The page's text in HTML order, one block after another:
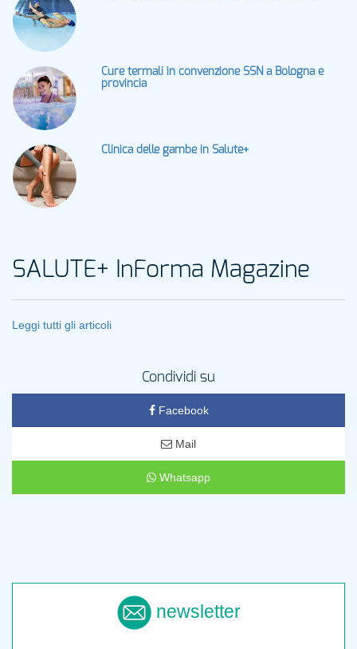
Cure termali in convenzione SSN a Bologna e
provincia
Clinica delle gambe in Salute+
SALUTE+ InForma Magazine
Leggi tutti gli articoli
Condividi su
Facebook
Mail
Whatsapp
newsletter